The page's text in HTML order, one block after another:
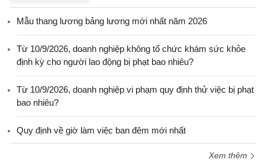
Mẫu thang lương bảng lương mới nhất năm 2026
Từ 10/9/2026, doanh nghiệp không tổ chức khám sức khỏe
định kỳ cho người lao động bị phạt bao nhiêu?
Từ 10/9/2026, doanh nghiệp vi phạm quy định thử việc bị phạt
bao nhiêu?
Quy định về giờ làm việc ban đêm mới nhất
Xem thêm